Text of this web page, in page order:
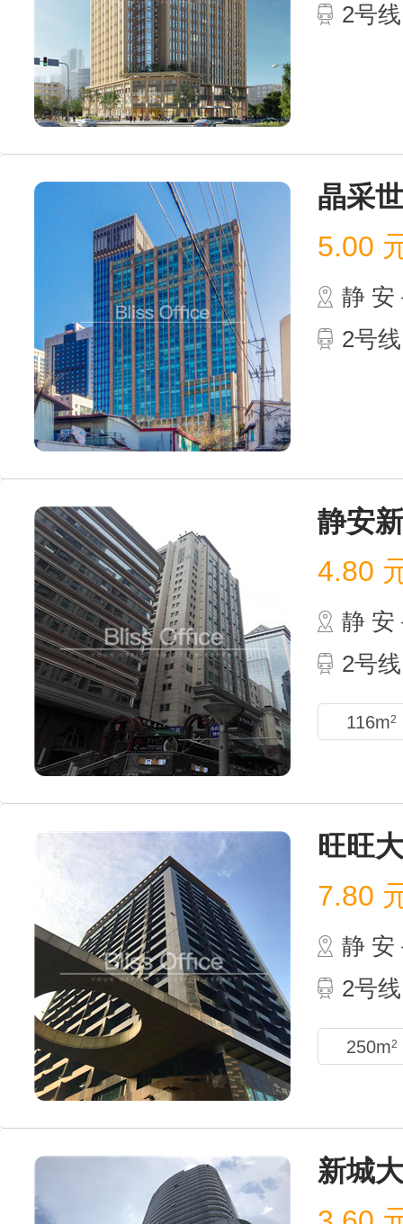
2号
晶采
5.00
静 安
2号
静安
4.80
静 安
2号
116m2
旺旺
7.80
静 安
2号
250m2
新城